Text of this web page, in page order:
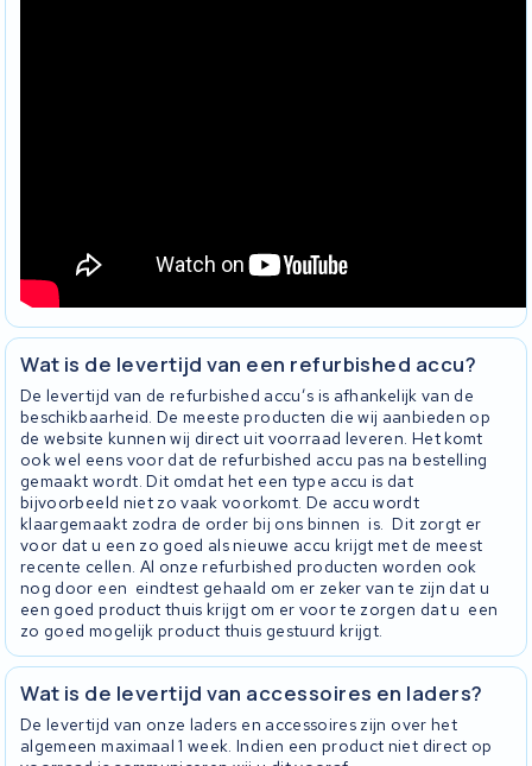
Wat is de levertijd van een refurbished accu?
De levertijd van de refurbished accu’s is afhankelijk van de
beschikbaarheid. De meeste producten die wij aanbieden op
de website kunnen wij direct uit voorraad leveren. Het komt
ook wel eens voor dat de refurbished accu pas na bestelling
gemaakt wordt. Dit omdat het een type accu is dat
bijvoorbeeld niet zo vaak voorkomt. De accu wordt
klaargemaakt zodra de order bij ons binnen is. Dit zorgt er
voor dat u een zo goed als nieuwe accu krijgt met de meest
recente cellen. Al onze refurbished producten worden ook
nog door een eindtest gehaald om er zeker van te zijn dat u
een goed product thuis krijgt om er voor te zorgen dat u een
zo goed mogelijk product thuis gestuurd krijgt.
Wat is de levertijd van accessoires en laders?
De levertijd van onze laders en accessoires zijn over het
algemeen maximaal 1 week. Indien een product niet direct op